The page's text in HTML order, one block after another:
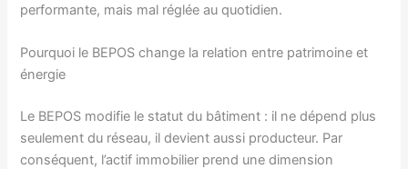
performante, mais mal réglée au quotidien.
Pourquoi le BEPOS change la relation entre patrimoine et
énergie
Le BEPOS modifie le statut du bâtiment : il ne dépend plus
seulement du réseau, il devient aussi producteur. Par
conséquent, l’actif immobilier prend une dimension